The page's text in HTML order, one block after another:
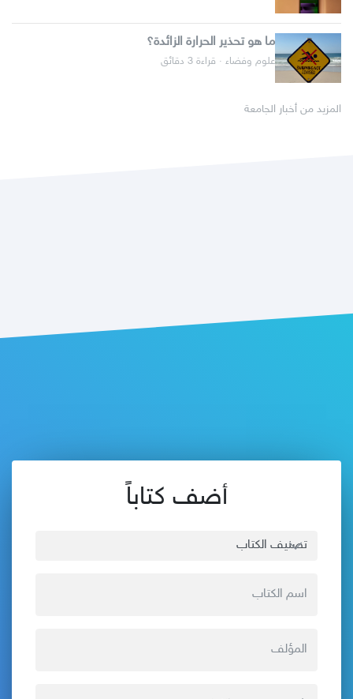
ما هو تحذير الحرارة الزائدة؟
علوم وفضاء · قراءة 3 دقائق
المزيد من أخبار الجامعة
أضف كتاباً